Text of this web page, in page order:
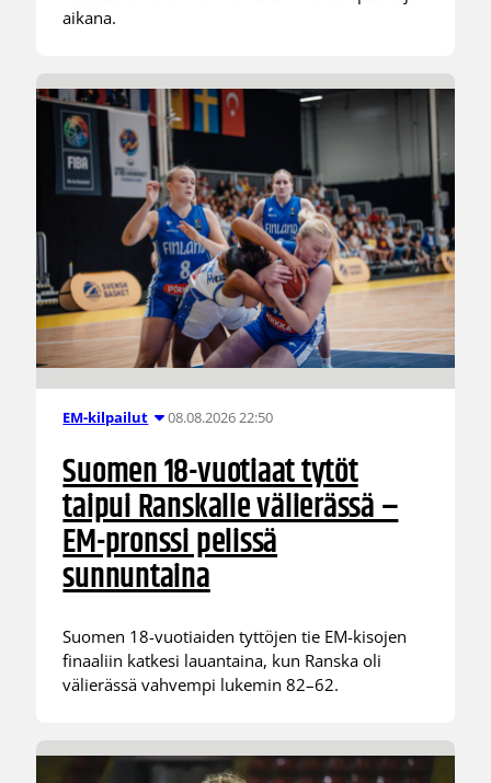
aikana.
EM-kilpailut 08.08.2026 22:50
Suomen 18-vuotiaat tytöt
taipui Ranskalle välierässä –
EM-pronssi pelissä
sunnuntaina
Suomen 18-vuotiaiden tyttöjen tie EM-kisojen
finaaliin katkesi lauantaina, kun Ranska oli
välierässä vahvempi lukemin 82–62.